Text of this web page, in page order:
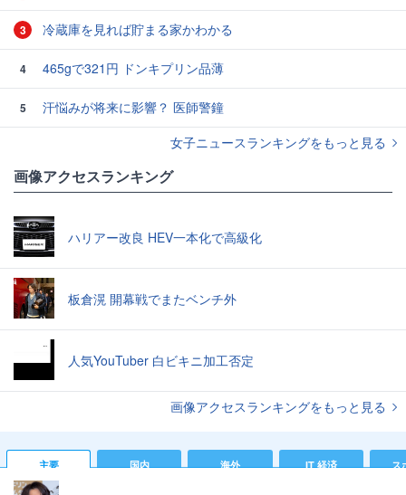
3 冷蔵庫を見れば貯まる家かわかる
4 465gで321円 ドンキプリン品薄
5
汗悩みが将来に影響？ 医師警鐘
女子ニュースランキングをもっと見る
画像アクセスランキング
ハリアー改良 HEV一本化で高級化
板倉滉 開幕戦でまたベンチ外
人気YouTuber 白ビキニ加工否定
画像アクセスランキングをもっと見る
主要 国内 海外 IT 経済 ス